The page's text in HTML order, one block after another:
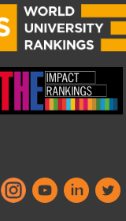
Fields of Research